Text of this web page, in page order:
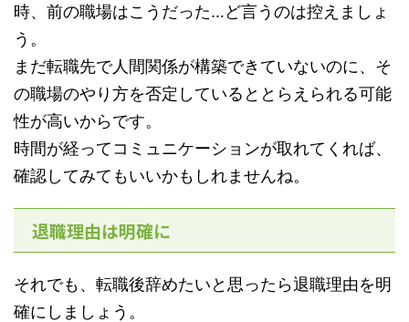
時、前の職場はこうだった…ど言うのは控えましょ
う。
まだ転職先で人間関係が構築できていないのに、そ
の職場のやり方を否定しているととらえられる可能
性が高いからです。
時間が経ってコミュニケーションが取れてくれば、
確認してみてもいいかもしれませんね。
退職理由は明確に
それでも、転職後辞めたいと思ったら退職理由を明
確にしましょう。